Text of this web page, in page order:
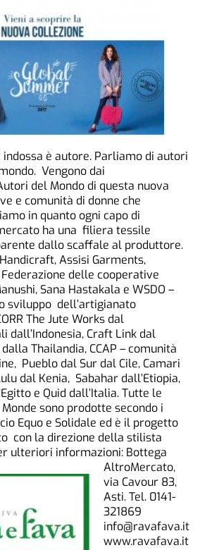
indossa è autore. Parliamo di autori
Vengono dai
del Mondo di questa nuova
e comunità di donne che
in quanto ogni capo di
ha una filiera tessile
dallo scaffale al produttore.
Assisi Garments,
delle cooperative
Sana Hastakala e WSDO –
sviluppo dell’artigianato
The Jute Works dal
dall’Indonesia, Craft Link dal
Thailandia, CCAP – comunità
Pueblo dal Sur dal Cile, Camari
dal Kenia, Sabahar dall’Etiopia,
e Quid dall’Italia. Tutte le
sono prodotte secondo i
Equo e Solidale ed è il progetto
con la direzione della stilista
ulteriori informazioni: Bottega
AltroMercato,
via Cavour 83,
Asti. Tel. 0141-
321869
info@ravafava.it
www.ravafava.it